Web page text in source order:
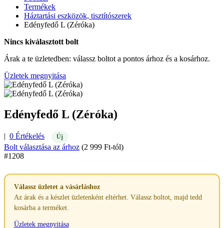
Termékek
Háztartási eszközök, tisztítószerek
Edényfedő L (Zéróka)
Nincs kiválasztott bolt
Árak a te üzletedben: válassz boltot a pontos árhoz és a kosárhoz.
Üzletek megnyitása
Edényfedő L (Zéróka)
| 0 Értékelés Új
Bolt választása az árhoz (2 999 Ft-tól)
#1208
Válassz üzletet a vásárláshoz
Az árak és a készlet üzletenként eltérhet. Válassz boltot, majd tedd
kosárba a terméket.
Üzletek megnyitása